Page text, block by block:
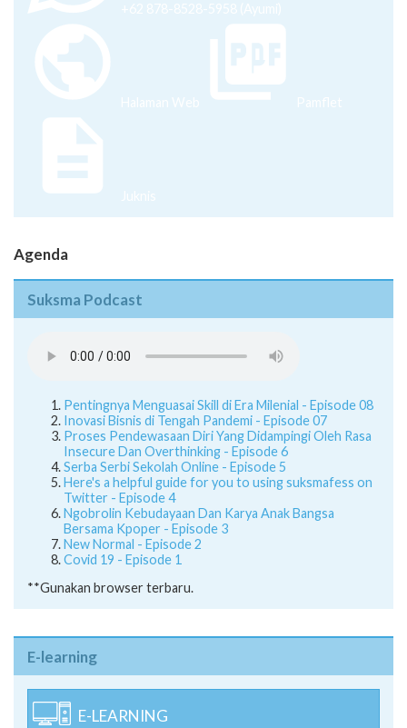
+62 878-8528-5958 (Ayumi)
Halaman Web Pamflet
Juknis
Agenda
Suksma Podcast
Pentingnya Menguasai Skill di Era Milenial - Episode 08
Inovasi Bisnis di Tengah Pandemi - Episode 07
Proses Pendewasaan Diri Yang Didampingi Oleh Rasa
Insecure Dan Overthinking - Episode 6
Serba Serbi Sekolah Online - Episode 5
Here's a helpful guide for you to using suksmafess on
Twitter - Episode 4
Ngobrolin Kebudayaan Dan Karya Anak Bangsa
Bersama Kpoper - Episode 3
New Normal - Episode 2
Covid 19 - Episode 1
**Gunakan browser terbaru.
E-learning
E-LEARNING